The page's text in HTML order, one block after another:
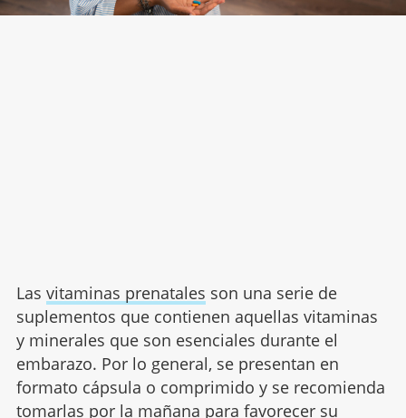
Las vitaminas prenatales son una serie de
suplementos que contienen aquellas vitaminas
y minerales que son esenciales durante el
embarazo. Por lo general, se presentan en
formato cápsula o comprimido y se recomienda
tomarlas por la mañana para favorecer su